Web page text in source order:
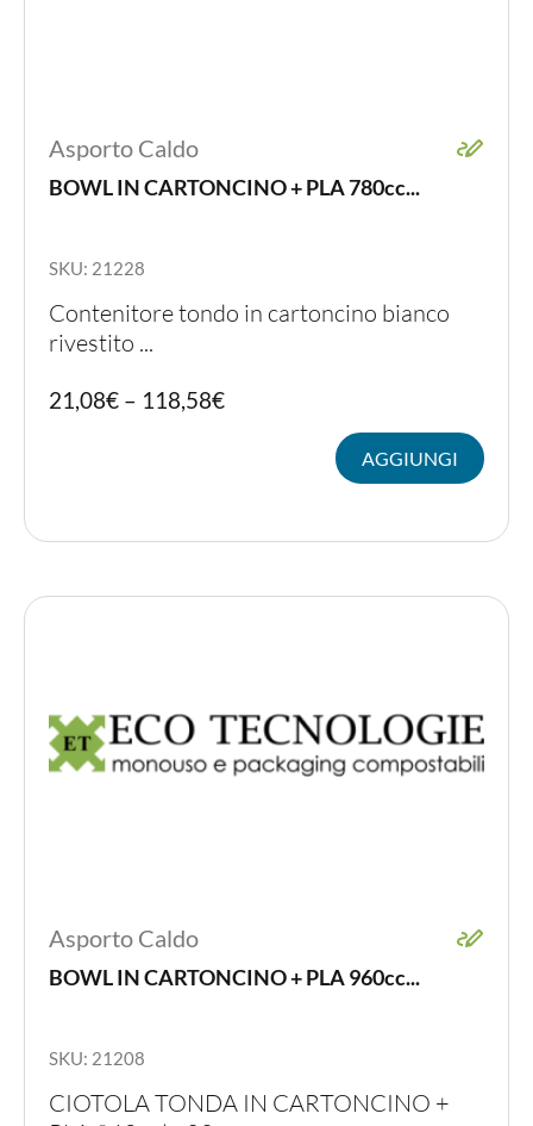
Asporto Caldo
BOWL IN CARTONCINO + PLA 780cc...
SKU: 21228
Contenitore tondo in cartoncino bianco
rivestito ...
21,08€ – 118,58€
AGGIUNGI
ha
più
scelte
Asporto Caldo
BOWL IN CARTONCINO + PLA 960cc...
SKU: 21208
CIOTOLA TONDA IN CARTONCINO +